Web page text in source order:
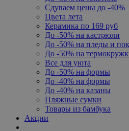
Сдуваем цены до -40%
Цвета лета
Керамика по 169 руб
До -50% на кастрюли
До -50% на пледы и
До -50% на
Все для уюта
До -50% на формы
До -40% на формы
До -40% на казаны
Пляжные сумки
Товары из бамбука
Акции